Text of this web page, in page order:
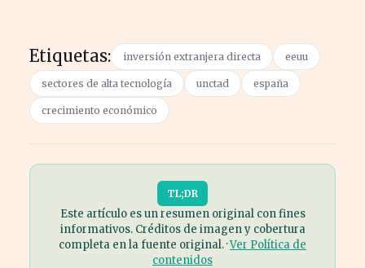
Etiquetas: inversión extranjera directa eeuu
sectores de alta tecnología unctad españa
crecimiento económico
TL;DR
Este artículo es un resumen original con fines
informativos. Créditos de imagen y cobertura
completa en la fuente original. ·Ver Política de
contenidos